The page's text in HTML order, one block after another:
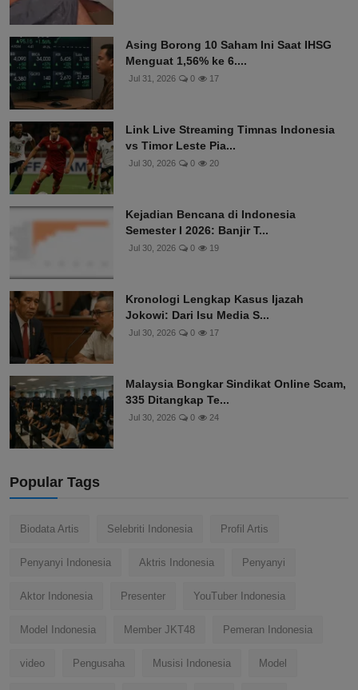
Asing Borong 10 Saham Ini Saat IHSG
Menguat 1,56% ke 6....
Jul 31, 2026 0 17
Link Live Streaming Timnas Indonesia
vs Timor Leste Pia...
Jul 30, 2026 0 20
Kejadian Bencana di Indonesia
Semester I 2026: Banjir T...
Jul 30, 2026 0 19
Kronologi Lengkap Kasus Ijazah
Jokowi: Dari Isu Media S...
Jul 30, 2026 0 17
Malaysia Bongkar Sindikat Online Scam,
335 Ditangkap Te...
Jul 30, 2026 0 24
Popular Tags
Biodata Artis Selebriti Indonesia Profil Artis
Penyanyi Indonesia Aktris Indonesia Penyanyi
Aktor Indonesia Presenter YouTuber Indonesia
Model Indonesia Member JKT48 Pemeran Indonesia
video Pengusaha Musisi Indonesia Model